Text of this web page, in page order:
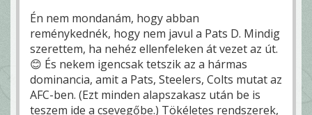
Én nem mondanám, hogy abban
reménykednék, hogy nem javul a Pats D. Mindig
szerettem, ha nehéz ellenfeleken át vezet az út.
😊 És nekem igencsak tetszik az a hármas
dominancia, amit a Pats, Steelers, Colts mutat az
AFC-ben. (Ezt minden alapszakasz után be is
teszem ide a csevegőbe.) Tökéletes rendszerek,